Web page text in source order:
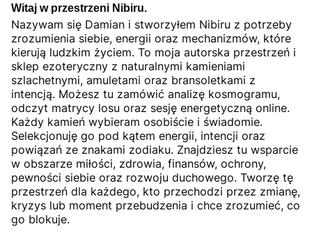
Witaj w przestrzeni Nibiru.
Nazywam się Damian i stworzyłem Nibiru z potrzeby
zrozumienia siebie, energii oraz mechanizmów, które
kierują ludzkim życiem. To moja autorska przestrzeń i
sklep ezoteryczny z naturalnymi kamieniami
szlachetnymi, amuletami oraz bransoletkami z
intencją. Możesz tu zamówić analizę kosmogramu,
odczyt matrycy losu oraz sesję energetyczną online.
Każdy kamień wybieram osobiście i świadomie.
Selekcjonuję go pod kątem energii, intencji oraz
powiązań ze znakami zodiaku. Znajdziesz tu wsparcie
w obszarze miłości, zdrowia, finansów, ochrony,
pewności siebie oraz rozwoju duchowego. Tworzę tę
przestrzeń dla każdego, kto przechodzi przez zmianę,
kryzys lub moment przebudzenia i chce zrozumieć, co
go blokuje.